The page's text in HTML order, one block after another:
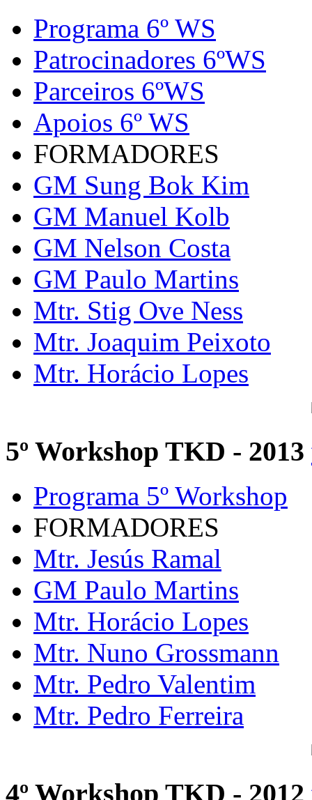
Programa 6º WS
Patrocinadores 6ºWS
Parceiros 6ºWS
Apoios 6º WS
FORMADORES
GM Sung Bok Kim
GM Manuel Kolb
GM Nelson Costa
GM Paulo Martins
Mtr. Stig Ove Ness
Mtr. Joaquim Peixoto
Mtr. Horácio Lopes
5º Workshop TKD - 2013
Programa 5º Workshop
FORMADORES
Mtr. Jesús Ramal
GM Paulo Martins
Mtr. Horácio Lopes
Mtr. Nuno Grossmann
Mtr. Pedro Valentim
Mtr. Pedro Ferreira
4º Workshop TKD - 2012